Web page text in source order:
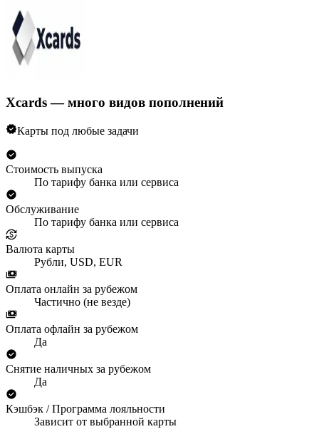
Xcards — много видов пополнений
Карты под любые задачи
Стоимость выпуска
По тарифу банка или сервиса
Обслуживание
По тарифу банка или сервиса
Валюта карты
Рубли, USD, EUR
Оплата онлайн за рубежом
Частично (не везде)
Оплата офлайн за рубежом
Да
Снятие наличных за рубежом
Да
Кэшбэк / Программа лояльности
Зависит от выбранной карты